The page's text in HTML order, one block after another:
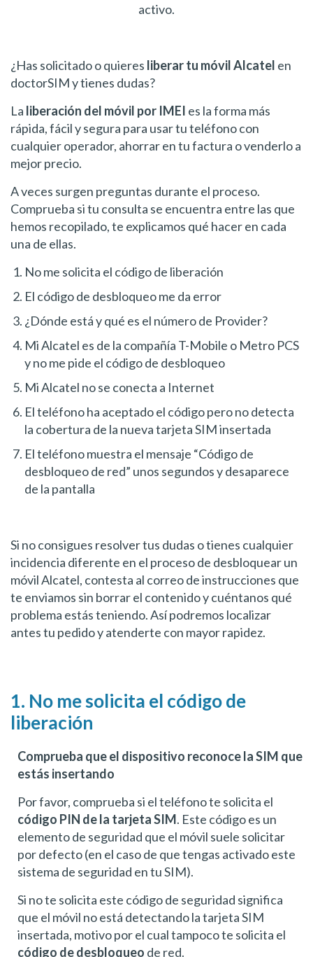
activo.
¿Has solicitado o quieres liberar tu móvil Alcatel en
doctorSIM y tienes dudas?
La liberación del móvil por IMEI es la forma más
rápida, fácil y segura para usar tu teléfono con
cualquier operador, ahorrar en tu factura o venderlo a
mejor precio.
A veces surgen preguntas durante el proceso.
Comprueba si tu consulta se encuentra entre las que
hemos recopilado, te explicamos qué hacer en cada
una de ellas.
No me solicita el código de liberación
El código de desbloqueo me da error
¿Dónde está y qué es el número de Provider?
Mi Alcatel es de la compañía T-Mobile o Metro PCS
y no me pide el código de desbloqueo
Mi Alcatel no se conecta a Internet
El teléfono ha aceptado el código pero no detecta
la cobertura de la nueva tarjeta SIM insertada
El teléfono muestra el mensaje “Código de
desbloqueo de red” unos segundos y desaparece
de la pantalla
Si no consigues resolver tus dudas o tienes cualquier
incidencia diferente en el proceso de desbloquear un
móvil Alcatel, contesta al correo de instrucciones que
te enviamos sin borrar el contenido y cuéntanos qué
problema estás teniendo. Así podremos localizar
antes tu pedido y atenderte con mayor rapidez.
1. No me solicita el código de
liberación
Comprueba que el dispositivo reconoce la SIM que
estás insertando
Por favor, comprueba si el teléfono te solicita el
código PIN de la tarjeta SIM. Este código es un
elemento de seguridad que el móvil suele solicitar
por defecto (en el caso de que tengas activado este
sistema de seguridad en tu SIM).
Si no te solicita este código de seguridad significa
que el móvil no está detectando la tarjeta SIM
insertada, motivo por el cual tampoco te solicita el
código de desbloqueo de red.